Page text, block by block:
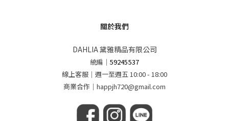
關於我們
DAHLIA 黛雅精品有限公司
統編 ｜59245537
線上客服｜週一至週五 10:00 - 18:00
商業合作｜happjh720@gmail.com